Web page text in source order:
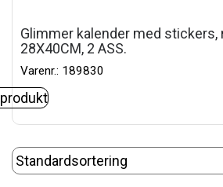
Glimmer kalender med stickers,
28X40CM, 2 ASS.
Varenr.: 189830